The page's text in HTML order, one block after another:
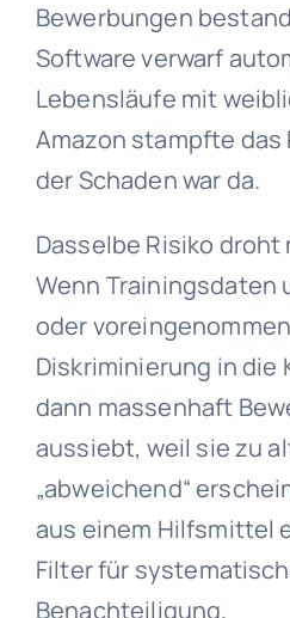
Bewerbungen
Software verwarf
Lebensläufe mit
Amazon stampfte das
der Schaden war da.
Dasselbe Risiko droht
Wenn Trainingsdaten
oder
Diskriminierung in die
dann massenhaft
aussiebt, weil sie zu
„abweichend“
aus einem Hilfsmittel
Filter für
Benachteiligung.